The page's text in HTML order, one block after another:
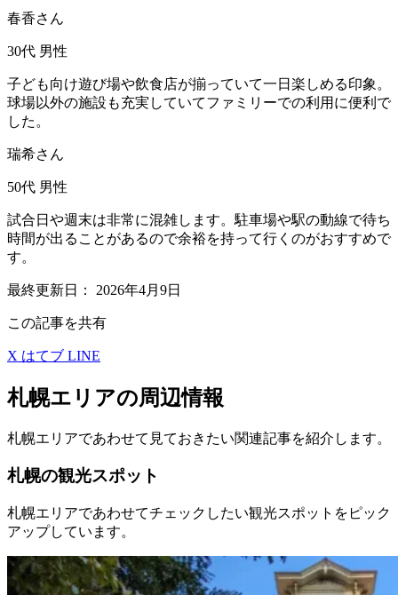
春香さん
30代 男性
子ども向け遊び場や飲食店が揃っていて一日楽しめる印象。
球場以外の施設も充実していてファミリーでの利用に便利で
した。
瑞希さん
50代 男性
試合日や週末は非常に混雑します。駐車場や駅の動線で待ち
時間が出ることがあるので余裕を持って行くのがおすすめで
す。
最終更新日： 2026年4月9日
この記事を共有
X はてブ LINE
札幌エリアの周辺情報
札幌エリアであわせて見ておきたい関連記事を紹介します。
札幌の観光スポット
札幌エリアであわせてチェックしたい観光スポットをピック
アップしています。